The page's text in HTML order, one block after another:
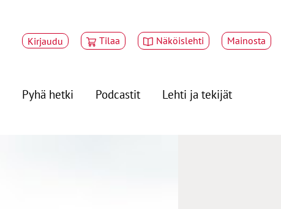
Kirjaudu Tilaa Näköislehti Mainosta
Pyhä hetki Podcastit
Lehti ja tekijät